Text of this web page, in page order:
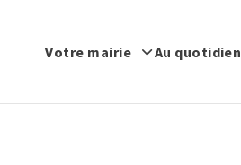
Votre mairie Au quotidien